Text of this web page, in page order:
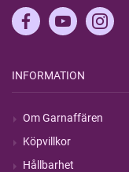
INFORMATION
Om Garnaffären
Köpvillkor
Hållbarhet